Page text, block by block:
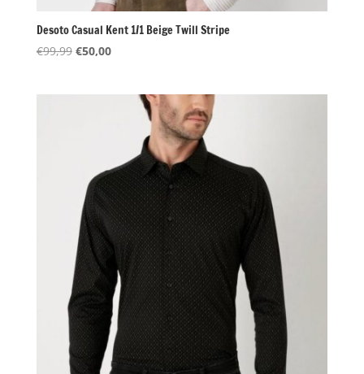
Desoto Casual Kent 1/1 Beige Twill Stripe
€99,99 Oorspronkelijke
€50,00Huidige
€50,00.